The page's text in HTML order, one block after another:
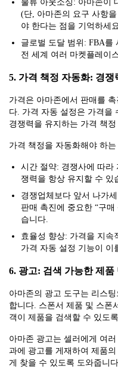
물류 아웃소싱: 아마존이
(단, 아마존의 요구 사항
야 한다는 점을 기억하세
글로벌 도달 범위: FBA를
전 세계 여러 마켓플레이
5. 가격 책정 자동화: 경쟁
가격은 아마존에서 판매를
다. 가격 자동 설정은 가격을
경쟁력을 유지하는 가격 책
가격 책정을 자동화해야 하는
시간 절약: 경쟁사에 따라
쟁력을 항상 유지할 수 있
경쟁업체보다 앞서 나가
판매 촉진에 중요한 “구
습니다.
효율성 향상: 가격을 지속
가격 자동 설정 기능이 이
6. 광고: 검색 가능한 제품
아마존의 광고 도구는 리스
합니다. 스폰서 제품 및 스폰
객이 제품을 검색할 수 있도
아마존 광고는 셀러에게 여
과에 광고를 게재하여 제품
게 찾을 수 있도록 도와줍니